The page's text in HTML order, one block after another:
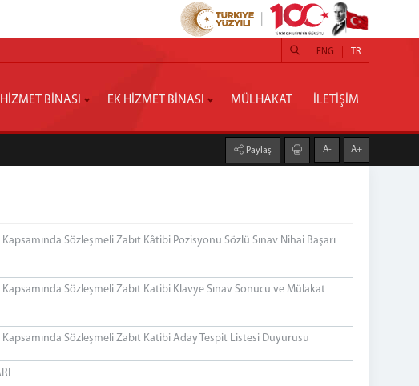
TR
ENG
BİNASI EK HİZMET BİNASI MÜLHAKAT İLETİŞİM
Paylaş A- A+
Sözleşmeli Zabıt Kâtibi Pozisyonu Sözlü Sınav Nihai Başarı
Sözleşmeli Zabıt Katibi Klavye Sınav Sonucu ve Mülakat
Sözleşmeli Zabıt Katibi Aday Tespit Listesi Duyurusu